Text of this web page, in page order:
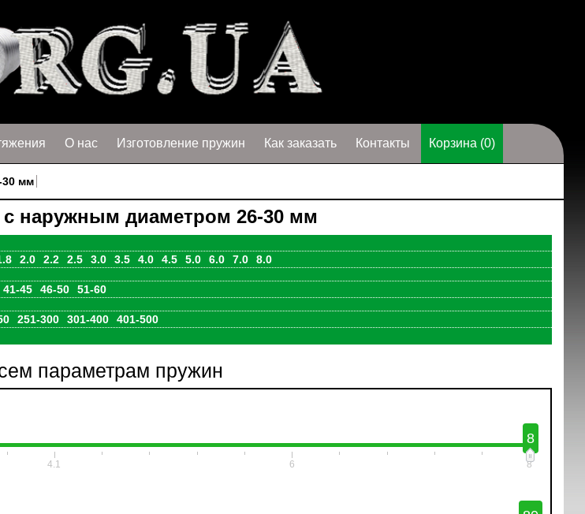
О нас Изготовление пружин Как заказать Контакты Корзина (0)
30 мм
наружным диаметром 26-30 мм
2.0 2.2 2.5 3.0 3.5 4.0 4.5 5.0 6.0 7.0 8.0
41-45 46-50 51-60
251-300 301-400 401-500
параметрам пружин
8
4.1 6 8